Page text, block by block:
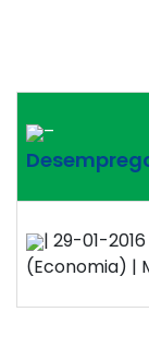
–
| 29-01-
(Economia) |